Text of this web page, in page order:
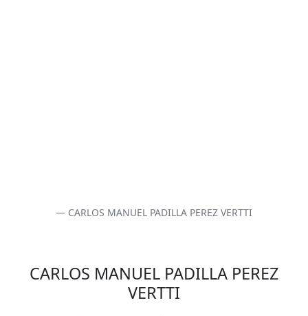
CARLOS MANUEL PADILLA PEREZ VERTTI
CARLOS MANUEL PADILLA PEREZ
VERTTI